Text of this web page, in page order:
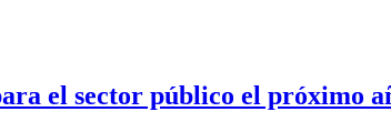
el sector público el próximo